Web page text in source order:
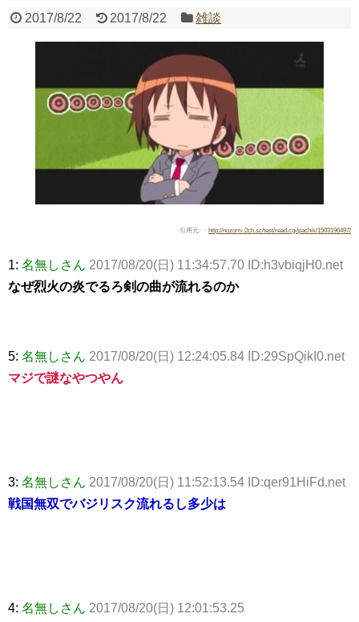
2017/8/22 2017/8/22 雑談
引用元: ・ http://nozomi.2ch.sc/test/read.cgi/pachik/1503196497/
1: 名無しさん 2017/08/20(日) 11:34:57.70 ID:h3vbiqjH0.net
なぜ烈火の炎でるろ剣の曲が流れるのか
5: 名無しさん 2017/08/20(日) 12:24:05.84 ID:29SpQikI0.net
マジで謎なやつやん
3: 名無しさん 2017/08/20(日) 11:52:13.54 ID:qer91HiFd.net
戦国無双でバジリスク流れるし多少は
4: 名無しさん 2017/08/20(日) 12:01:53.25